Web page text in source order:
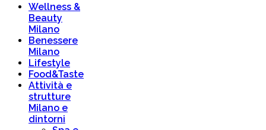
Wellness &
Beauty
Milano
Benessere
Milano
Lifestyle
Food&Taste
Attività e
strutture
Milano e
dintorni